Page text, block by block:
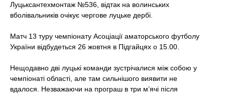
Луцьксантехмонтаж №536, відтак на волинських
вболівальників очікує чергове луцьке дербі.
Матч 13 туру чемпіонату Асоціації аматорського футболу
України відбудеться 26 жовтня в Підгайцях о 15.00.
Нещодавно дві луцькі команди зустрічалися між собою у
чемпіонаті області, але там сильнішого виявити не
вдалося. Незважаючи на програш в три м’ячі після